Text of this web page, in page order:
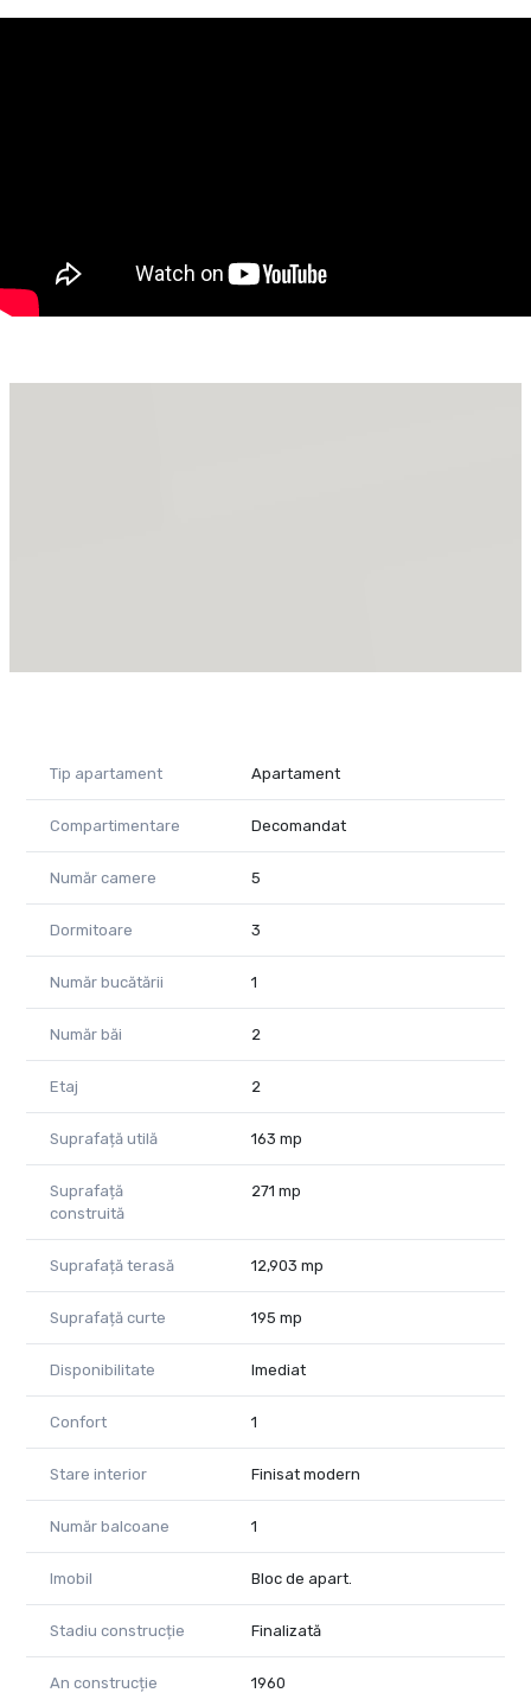
Cod Proprietate 2515580
Tip apartament Apartament
Compartimentare Decomandat
Număr camere 5
Dormitoare 3
Număr bucătării 1
Număr băi 2
Etaj 2
Suprafață utilă 163 mp
Suprafață
construită
271 mp
Suprafață terasă 12,903 mp
Suprafață curte 195 mp
Disponibilitate Imediat
Confort 1
Stare interior Finisat modern
Număr balcoane 1
Imobil Bloc de apart.
Stadiu construcție Finalizată
An construcție 1960